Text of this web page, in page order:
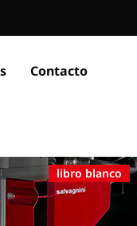
Contacto
libro blanco